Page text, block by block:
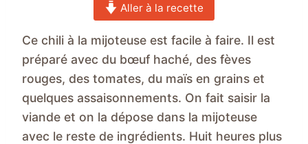
Aller à la recette
Ce chili à la mijoteuse est facile à faire. Il est
préparé avec du bœuf haché, des fèves
rouges, des tomates, du maïs en grains et
quelques assaisonnements. On fait saisir la
viande et on la dépose dans la mijoteuse
avec le reste de ingrédients. Huit heures plus